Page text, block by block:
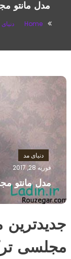
مدل مانتو
Home
دنیای مد
فوریه 28, 2017
مدل مانتو
مجلسی